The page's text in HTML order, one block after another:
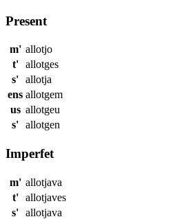
Present
m' allotjo
t'
allotges
s' allotja
ens allotgem
us allotgeu
s' allotgen
Imperfet
m' allotjava
t'
allotjaves
s' allotjava